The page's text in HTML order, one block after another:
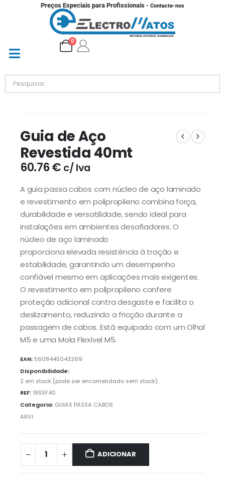
Preços Especiais para Profissionais - Contacte-nos
0
Guia de Aço
Revestida 40mt
60.76€ c/ Iva
A guia passa cabos com núcleo de aço laminado
e revestimento em polipropileno combina força,
durabilidade e versatilidade, sendo ideal para
instalações em ambientes desafiadores. O
núcleo de aço laminado
proporciona elevada resistência à tração e
estabilidade, garantindo um desempenho
confiável mesmo em aplicações mais exigentes.
O revestimento em polipropileno confere
proteção adicional contra desgaste e facilita o
deslizamento, reduzindo a fricção durante a
passagem de cabos. Está equipado com um Olhal
M5 e uma Mola Flexível M5.
EAN: 5608445043269
Disponibilidade:
2 em stock (pode ser encomendado sem stock)
REF: 18SSF40
Categoria: GUIAS PASSA CABOS
ARVI
ADICIONAR